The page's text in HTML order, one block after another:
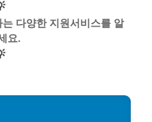
다양한 지원서비스를 알
요.